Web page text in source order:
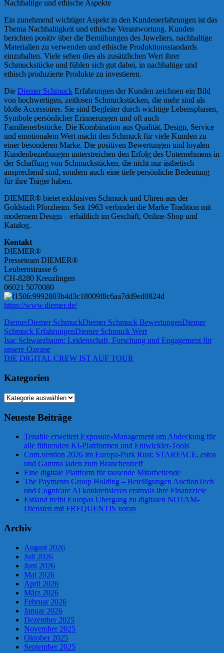
Nachhaltige und ethische Aspekte
Ein zunehmend wichtiger Aspekt in den Kundenerfahrungen ist das
Thema Nachhaltigkeit und ethische Verantwortung. Kunden
berichten positiv über die Bemühungen des Juweliers, nachhaltige
Materialien zu verwenden und ethische Produktionsstandards
einzuhalten. Viele sehen dies als zusätzlichen Wert ihrer
Schmuckstücke und fühlen sich gut dabei, in nachhaltige und
ethisch produzierte Produkte zu investieren.
Die Diemer Schmuck Erfahrungen der Kunden zeichnen ein Bild
von hochwertigen, zeitlosen Schmuckstücken, die mehr sind als
bloße Accessoires. Sie sind Begleiter durch wichtige Lebensphasen,
Symbole persönlicher Erinnerungen und oft auch
Familienerbstücke. Die Kombination aus Qualität, Design, Service
und emotionalem Wert macht den Schmuck für viele Kunden zu
einer besonderen Marke. Die positiven Bewertungen und loyalen
Kundenbeziehungen unterstreichen den Erfolg des Unternehmens in
der Schaffung von Schmuckstücken, die nicht nur ästhetisch
ansprechend sind, sondern auch eine tiefe persönliche Bedeutung
für ihre Träger haben.
DIEMER® bietet exklusiven Schmuck und Uhren aus der
Goldstadt Pforzheim. Seit 1963 verbindet die Marke Tradition mit
modernem Design – erhältlich im Geschäft, Online-Shop und
Katalog.
Kontakt
DIEMER®
Presseteam DIEMER®
Leubernstrasse 6
CH-8280 Kreuzlingen
06021 5070080
https://www.diemer.de/
DiemerDiemer SchmuckDiemer Schmuck BewertungenDiemer
Schmuck ErfahrungenDiemer Schmuck Wert
Beitragsnavigation
Vorheriger
Beitrag:
Isac Schwarzbaum: Leidenschaft, Forschung und Engagement für
unsere Ozeane
Nächster
DIE DIGITAL CREW IST AUF TOUR
Kategorien
Kategorien
Neueste Beiträge
Tenable erweitert Exposure-Management um Abdeckung für
alle führenden KI-Plattformen und Entwickler-Tools
Com.vention 2026 im Europa-Park Rust: STARFACE, estos
und Gamma laden zum Branchentreff
Eine digitale Plattform für tausende Mitarbeitende
The Payments Group Holding – Beteiligungen AuctionTech
und Cognicare AI konkretisieren erstmals ihre Finanzziele
Estland treibt Europas Übergang zu digitalen NOTAM-
Diensten mit FREQUENTIS voran
Archiv
August 2026
Juli 2026
Juni 2026
Mai 2026
April 2026
März 2026
Februar 2026
Januar 2026
Dezember 2025
November 2025
Oktober 2025
September 2025